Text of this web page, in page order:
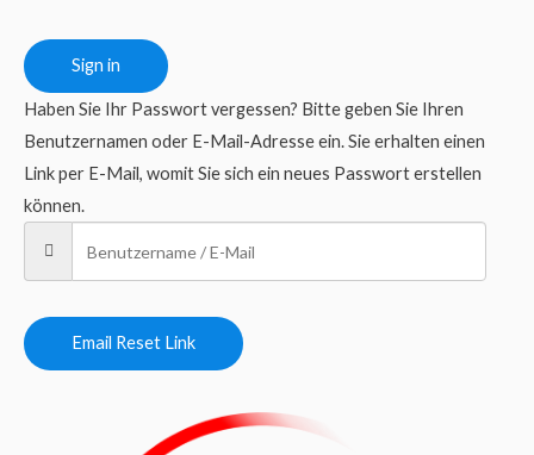
Sign in
Haben Sie Ihr Passwort vergessen? Bitte geben Sie Ihren
Benutzernamen oder E-Mail-Adresse ein. Sie erhalten einen
Link per E-Mail, womit Sie sich ein neues Passwort erstellen
können.
Email Reset Link